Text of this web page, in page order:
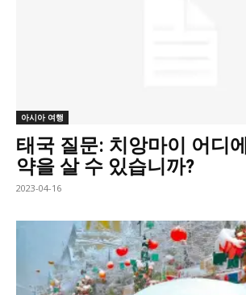
아시아 여행
태국 질문: 치앙마이 어디
약을 살 수 있습니까?
2023-04-16